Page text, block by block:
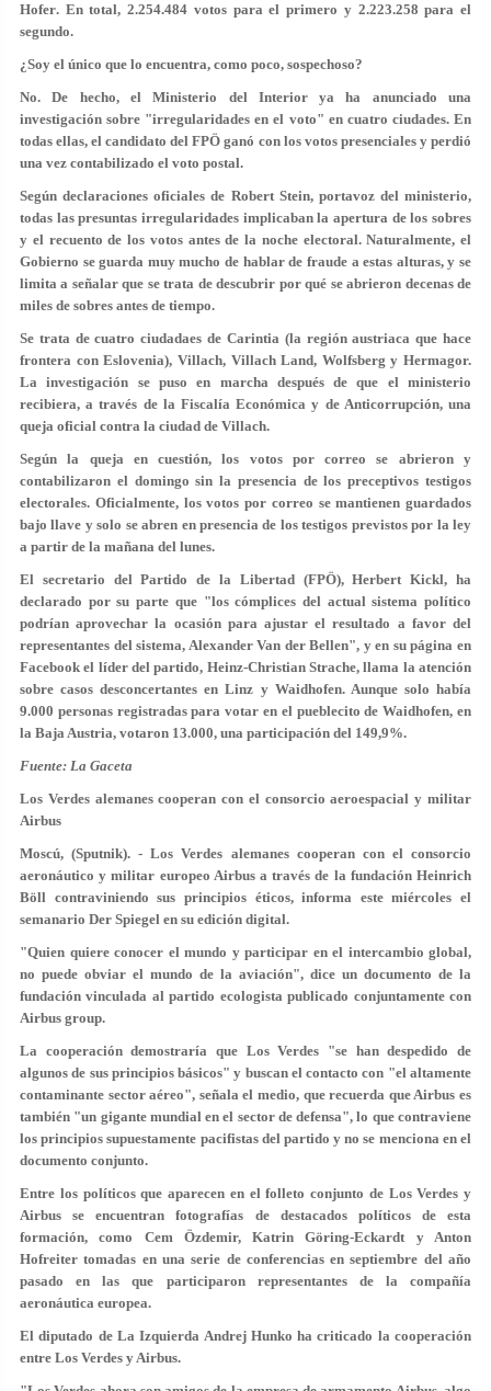
Hofer. En total, 2.254.484 votos para el primero y 2.223.258 para el
segundo.
¿Soy el único que lo encuentra, como poco, sospechoso?
No. De hecho, el Ministerio del Interior ya ha anunciado una
investigación sobre "irregularidades en el voto" en cuatro ciudades. En
todas ellas, el candidato del FPÖ ganó con los votos presenciales y perdió
una vez contabilizado el voto postal.
Según declaraciones oficiales de Robert Stein, portavoz del ministerio,
todas las presuntas irregularidades implicaban la apertura de los sobres
y el recuento de los votos antes de la noche electoral. Naturalmente, el
Gobierno se guarda muy mucho de hablar de fraude a estas alturas, y se
limita a señalar que se trata de descubrir por qué se abrieron decenas de
miles de sobres antes de tiempo.
Se trata de cuatro ciudadaes de Carintia (la región austriaca que hace
frontera con Eslovenia), Villach, Villach Land, Wolfsberg y Hermagor.
La investigación se puso en marcha después de que el ministerio
recibiera, a través de la Fiscalía Económica y de Anticorrupción, una
queja oficial contra la ciudad de Villach.
Según la queja en cuestión, los votos por correo se abrieron y
contabilizaron el domingo sin la presencia de los preceptivos testigos
electorales. Oficialmente, los votos por correo se mantienen guardados
bajo llave y solo se abren en presencia de los testigos previstos por la ley
a partir de la mañana del lunes.
El secretario del Partido de la Libertad (FPÖ), Herbert Kickl, ha
declarado por su parte que"los cómplices del actual sistema político
podrían aprovechar la ocasión para ajustar el resultado a favor del
representantes del sistema, Alexander Van der Bellen", y en su página en
Facebook el líder del partido, Heinz-Christian Strache, llama la atención
sobre casos desconcertantes en Linz y Waidhofen. Aunque solo había
9.000 personas registradas para votar en el pueblecito de Waidhofen, en
la Baja Austria, votaron 13.000, una participación del 149,9%.
Fuente: La Gaceta
Los Verdes alemanes cooperan con el consorcio aeroespacial y militar
Airbus
Moscú, (Sputnik). - Los Verdes alemanes cooperan con el consorcio
aeronáutico y militar europeo Airbus a través de la fundación Heinrich
Böll contraviniendo sus principios éticos, informa este miércoles el
semanario Der Spiegel en su edición digital.
"Quien quiere conocer el mundo y participar en el intercambio global,
no puede obviar el mundo de la aviación", dice un documento de la
fundación vinculada al partido ecologista publicado conjuntamente con
Airbus group.
La cooperación demostraría que Los Verdes "se han despedido de
algunos de sus principios básicos" y buscan el contacto con "el altamente
contaminante sector aéreo", señala el medio, que recuerda que Airbus es
también "un gigante mundial en el sector de defensa", lo que contraviene
los principios supuestamente pacifistas del partido y no se menciona en el
documento conjunto.
Entre los políticos que aparecen en el folleto conjunto de Los Verdes y
Airbus se encuentran fotografías de destacados políticos de esta
formación, como Cem Özdemir, Katrin Göring-Eckardt y Anton
Hofreiter tomadas en una serie de conferencias en septiembre del año
pasado en las que participaron representantes de la compañía
aeronáutica europea.
El diputado de La Izquierda Andrej Hunko ha criticado la cooperación
entre Los Verdes y Airbus.